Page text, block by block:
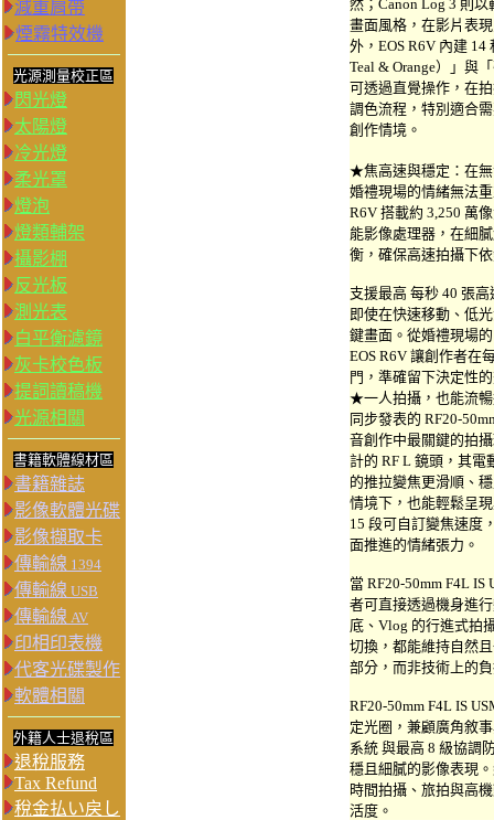
減重肩帶
煙霧特效機
光源測量校正區
閃光燈
太陽燈
冷光燈
柔光罩
燈泡
燈類輔架
攝影棚
反光板
測光表
白平衡濾鏡
灰卡校色板
提詞讀稿機
光源相關
書籍軟體線材區
書籍雜誌
影像軟體光碟
影像擷取卡
傳輸線 1394
傳輸線 USB
傳輸線 AV
印相印表機
代客光碟製作
軟體相關
外籍人士退稅區
退稅服務
Tax Refund
稅金払い戻し
然；Canon Log 3 則
畫面風格，在影片表
外，EOS R6V 內建
Teal & Orange）」與
可透過直覺操作，在
調色流程，特別適合
創作情境。
★焦高速與穩定：在
婚禮現場的情緒無法
R6V 搭載約 3,250 萬
能影像處理器，在細
衡，確保高速拍攝下
支援最高 每秒 40 張
即使在快速移動、低
鍵畫面。從婚禮現場
EOS R6V 讓創作者在
門，準確留下決定性
★一人拍攝，也能流
同步發表的 RF20-
音創作中最關鍵的拍
計的 RF L 鏡頭，其電
的推拉變焦更滑順、
情境下，也能輕鬆呈
15 段可自訂變焦速度
面推進的情緒張力。
當 RF20-50mm F4L IS
者可直接透過機身進
底、Vlog 的行進式拍
切換，都能維持自然
部分，而非技術上的
RF20-50mm F4L IS
定光圈，兼顧廣角敘
系統 與最高 8 級協調
穩且細膩的影像表現
時間拍攝、旅拍與高
活度。